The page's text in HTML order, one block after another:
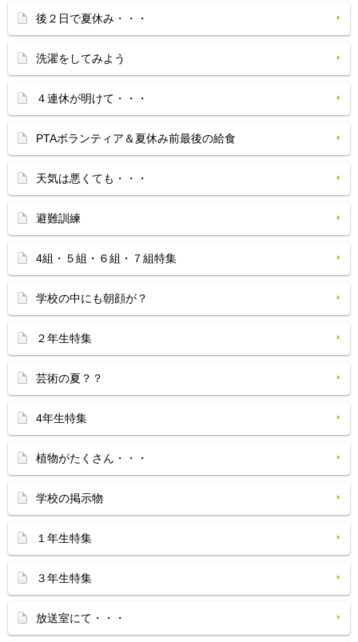
後２日で夏休み・・・
洗濯をしてみよう
４連休が明けて・・・
PTAボランティア＆夏休み前最後の給食
天気は悪くても・・・
避難訓練
4組・５組・６組・７組特集
学校の中にも朝顔が？
２年生特集
芸術の夏？？
4年生特集
植物がたくさん・・・
学校の掲示物
１年生特集
３年生特集
放送室にて・・・